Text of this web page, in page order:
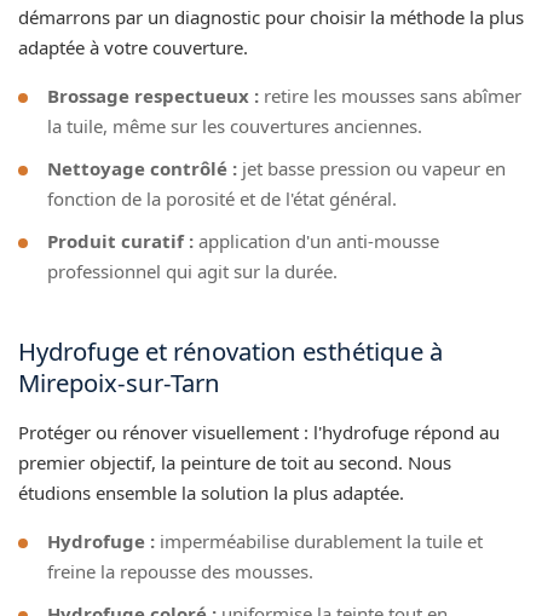
démarrons par un diagnostic pour choisir la méthode la plus
adaptée à votre couverture.
Brossage respectueux : retire les mousses sans abîmer
la tuile, même sur les couvertures anciennes.
Nettoyage contrôlé : jet basse pression ou vapeur en
fonction de la porosité et de l'état général.
Produit curatif : application d'un anti-mousse
professionnel qui agit sur la durée.
Hydrofuge et rénovation esthétique à
Mirepoix-sur-Tarn
Protéger ou rénover visuellement : l'hydrofuge répond au
premier objectif, la peinture de toit au second. Nous
étudions ensemble la solution la plus adaptée.
Hydrofuge : imperméabilise durablement la tuile et
freine la repousse des mousses.